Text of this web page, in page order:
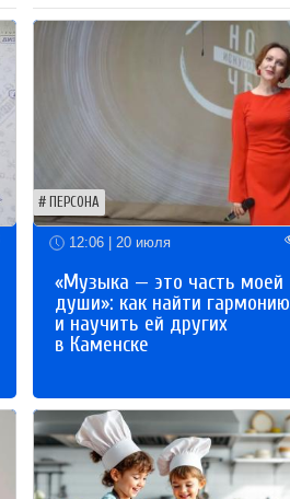
ПЕРСОНА
12:06 | 20 июля
«Музыка — это часть моей
души»: как найти гармонию
и научить ей других
в Каменске